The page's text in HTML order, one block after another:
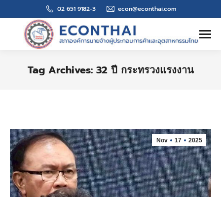
02 651 9182-3 econ@econthai.com
Search:
Tag Archives: 32 ปี กระทรวงแรงงาน
Nov 17 2025